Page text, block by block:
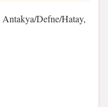
Defne/Hatay,